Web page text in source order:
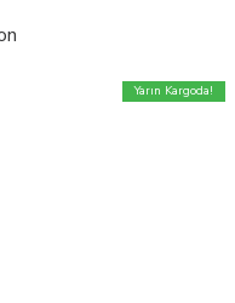
Yarın Kargoda!